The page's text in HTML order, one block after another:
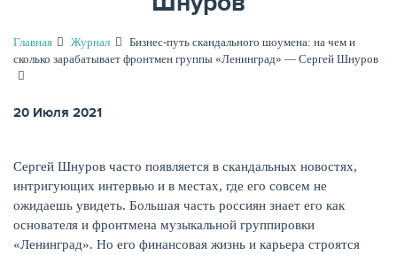
Главная Журнал
Бизнес-путь скандального шоумена: на чем и
сколько зарабатывает фронтмен группы «Ленинград» — Сергей Шнуров
20 Июля 2021
Сергей Шнуров часто появляется в скандальных новостях,
интригующих интервью и в местах, где его совсем не
ожидаешь увидеть. Большая часть россиян знает его как
основателя и фронтмена музыкальной группировки
«Ленинград». Но его финансовая жизнь и карьера строятся